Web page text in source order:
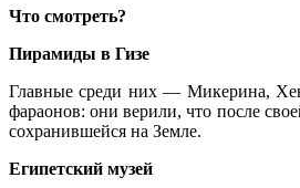
Что смотреть?
Пирамиды в Гизе
Главные среди них — Микерина,
фараонов: они верили, что после
сохранившейся на Земле.
Египетский музей